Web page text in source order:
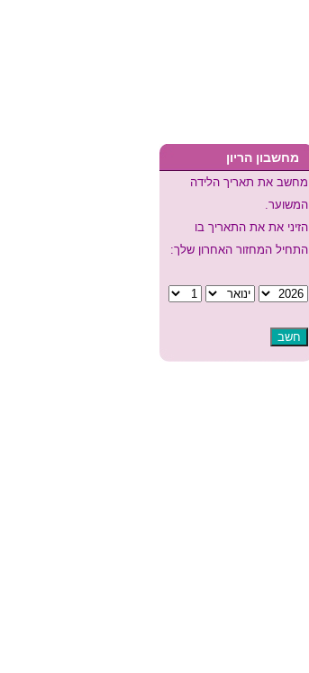
מחשבון הריון
מחשב את תאריך הלידה
המשוער.
הזיני את את התאריך בו
התחיל המחזור האחרון שלך: